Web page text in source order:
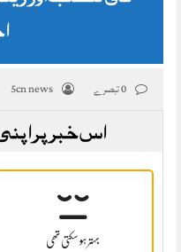
5cn news
اس خبر پر
بہتر ہو سکتی تھی